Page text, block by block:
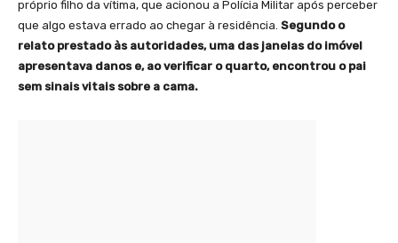
próprio filho da vítima, que acionou a Polícia Militar após perceber
que algo estava errado ao chegar à residência. Segundo o
relato prestado às autoridades, uma das janelas do imóvel
apresentava danos e, ao verificar o quarto, encontrou o pai
sem sinais vitais sobre a cama.